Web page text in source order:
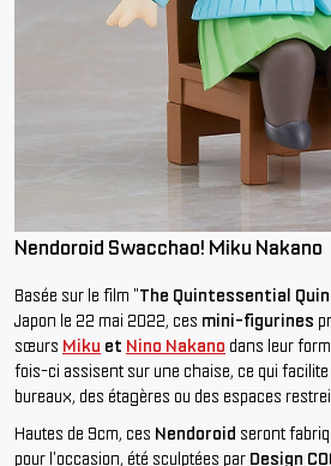
Nendoroid Swacchao! Miku Nakano
Basée sur le film "The Quintessential
Japon le 22 mai 2022, ces mini-figurines
sœurs Miku et Nino Nakano dans leur
fois-ci assisent sur une chaise, ce qui
bureaux, des étagères ou des espaces
Hautes de 9cm, ces Nendoroid seront
pour l'occasion, été sculptées par Design